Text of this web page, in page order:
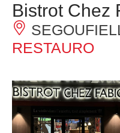
Bistrot Chez
RESTAURO